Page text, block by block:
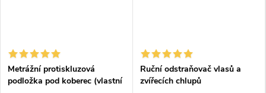
Metrážní protiskluzová
podložka pod koberec (vlastní
Ruční odstraňovač vlasů a
zvířecích chlupů